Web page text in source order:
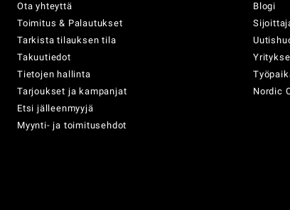
Ota yhteyttä
Toimitus & Palautukset
Tarkista tilauksen tila
Takuutiedot
Tietojen hallinta
Tarjoukset ja kampanjat
Etsi jälleenmyyjä
Myynti- ja toimitusehdot
Blogi
Nordic